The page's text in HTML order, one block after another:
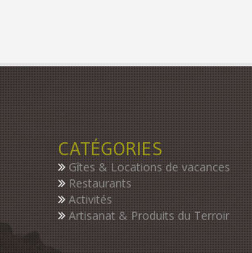
CATÉGORIES
Gîtes & Locations de vacances
Restaurants
Activités
Artisanat & Produits du Terroir